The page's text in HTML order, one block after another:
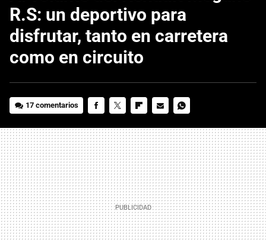
R.S: un deportivo para
disfrutar, tanto en carretera
como en circuito
17 comentarios
MAIL